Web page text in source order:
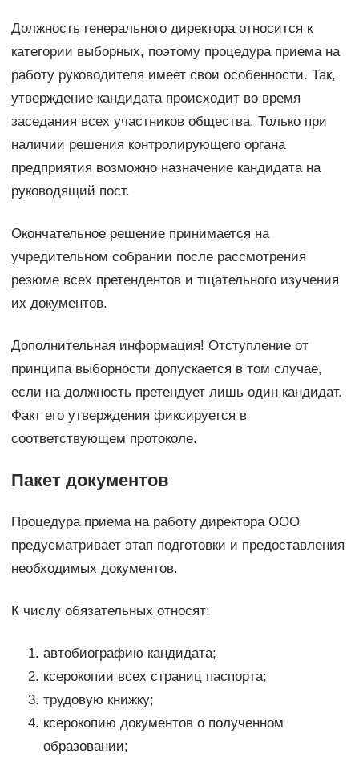
Должность генерального директора относится к
категории выборных, поэтому процедура приема на
работу руководителя имеет свои особенности. Так,
утверждение кандидата происходит во время
заседания всех участников общества. Только при
наличии решения контролирующего органа
предприятия возможно назначение кандидата на
руководящий пост.
Окончательное решение принимается на
учредительном собрании после рассмотрения
резюме всех претендентов и тщательного изучения
их документов.
Дополнительная информация! Отступление от
принципа выборности допускается в том случае,
если на должность претендует лишь один кандидат.
Факт его утверждения фиксируется в
соответствующем протоколе.
Пакет документов
Процедура приема на работу директора ООО
предусматривает этап подготовки и предоставления
необходимых документов.
К числу обязательных относят:
автобиографию кандидата;
ксерокопии всех страниц паспорта;
трудовую книжку;
ксерокопию документов о полученном
образовании;